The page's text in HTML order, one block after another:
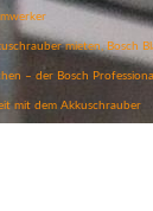
mieten,
– der Bosch
mit dem Akkuschrauber